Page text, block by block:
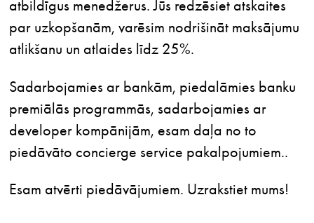
atbildīgus menedžerus. Jūs redzēsiet atskaites
par uzkopšanām, varēsim nodrišināt maksājumu
atlikšanu un atlaides līdz 25%.
Sadarbojamies ar bankām, piedalāmies banku
premiālās programmās, sadarbojamies ar
developer kompānijām, esam daļa no to
piedāvāto concierge service pakalpojumiem..
Esam atvērti piedāvājumiem. Uzrakstiet mums!